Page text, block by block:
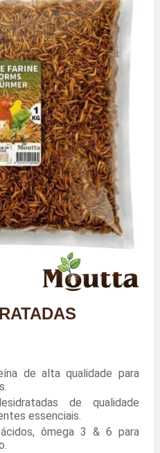
de alta qualidade para
de qualidade
essenciais.
ômega 3 & 6 para